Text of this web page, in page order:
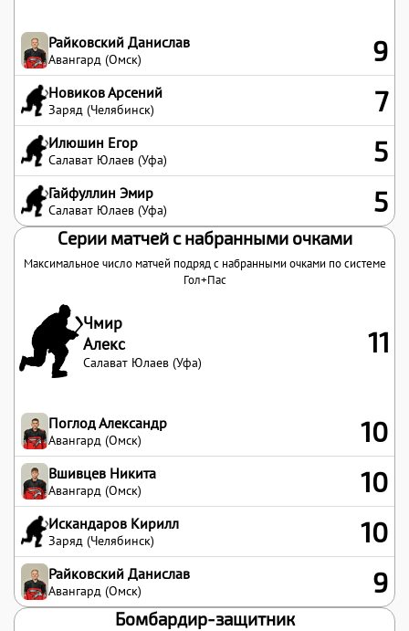
Райковский Данислав
Авангард (Омск) 9
Новиков Арсений
Заряд (Челябинск) 7
Илюшин Егор
Салават Юлаев (Уфа) 5
Гайфуллин Эмир
Салават Юлаев (Уфа) 5
Серии матчей с набранными очками
Максимальное число матчей подряд с набранными очками по системе
Гол+Пас
Чмир
Алекс
Салават Юлаев (Уфа)
11
Поглод Александр
Авангард (Омск) 10
Вшивцев Никита
Авангард (Омск) 10
Искандаров Кирилл
Заряд (Челябинск) 10
Райковский Данислав
Авангард (Омск) 9
Бомбардир-защитник